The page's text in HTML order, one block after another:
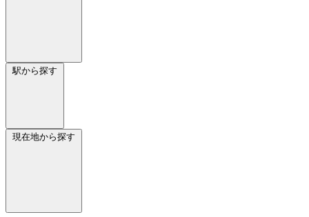
駅から探す
現在地から探す